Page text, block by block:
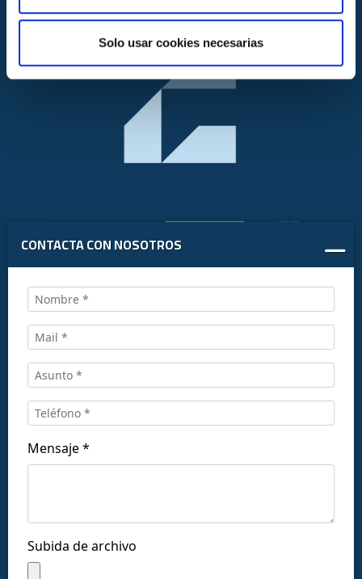
Solo usar cookies necesarias
CONTACTA CON NOSOTROS
Mensaje *
Subida de archivo
Llámanos al:
+34 916169710
Síguenos en las redes: